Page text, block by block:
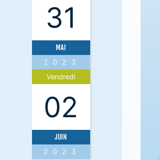
31
MAI
2023
Vendredi
02
JUIN
2023